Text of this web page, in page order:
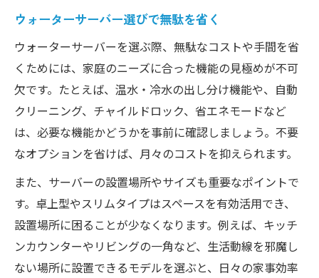
ウォーターサーバー選びで無駄を省く
ウォーターサーバーを選ぶ際、無駄なコストや手間を省
くためには、家庭のニーズに合った機能の見極めが不可
欠です。たとえば、温水・冷水の出し分け機能や、自動
クリーニング、チャイルドロック、省エネモードなど
は、必要な機能かどうかを事前に確認しましょう。不要
なオプションを省けば、月々のコストを抑えられます。
また、サーバーの設置場所やサイズも重要なポイントで
す。卓上型やスリムタイプはスペースを有効活用でき、
設置場所に困ることが少なくなります。例えば、キッチ
ンカウンターやリビングの一角など、生活動線を邪魔し
ない場所に設置できるモデルを選ぶと、日々の家事効率